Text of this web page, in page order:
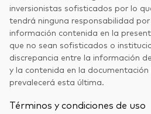
inversionistas sofisticados por lo
tendrá ninguna responsabilidad
información contenida en la
que no sean sofisticados o
discrepancia entre la información
y la contenida en la
prevalecerá esta última.
Términos y condiciones de uso